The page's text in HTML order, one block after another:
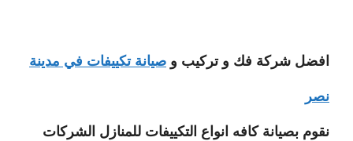
افضل شركة فك و تركيب و صيانة تكييفات في مدينة
نصر
نقوم بصيانة كافه انواع التكييفات للمنازل الشركات